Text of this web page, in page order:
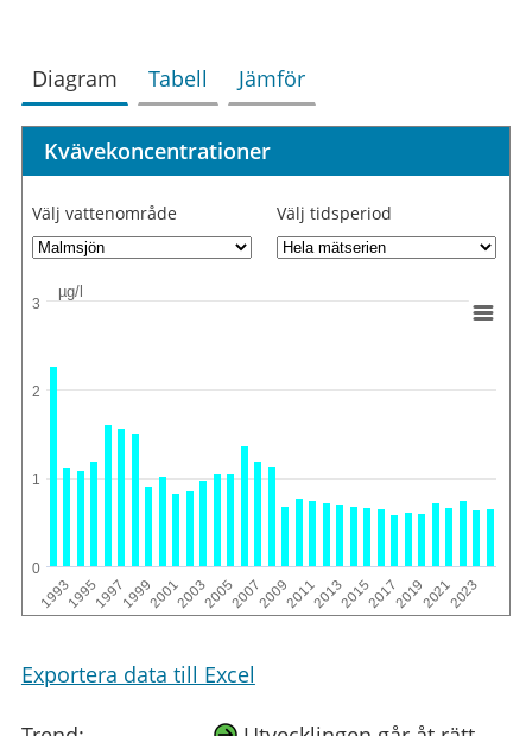
Diagram Tabell Jämför
Kvävekoncentrationer
Välj vattenområde Välj tidsperiod
µg/l
1993199519971999200120032005200720092011201320152017201920212023
0
1
2
3
Exportera data till Excel